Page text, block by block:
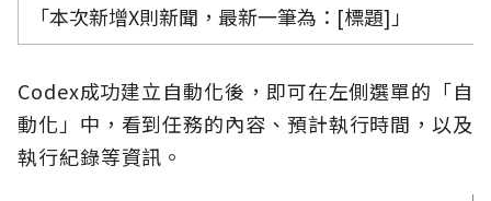
「本次新增X則新聞，最新一筆為：[標題]」
Codex成功建立自動化後，即可在左側選單的「自
動化」中，看到任務的內容、預計執行時間，以及
執行紀錄等資訊。